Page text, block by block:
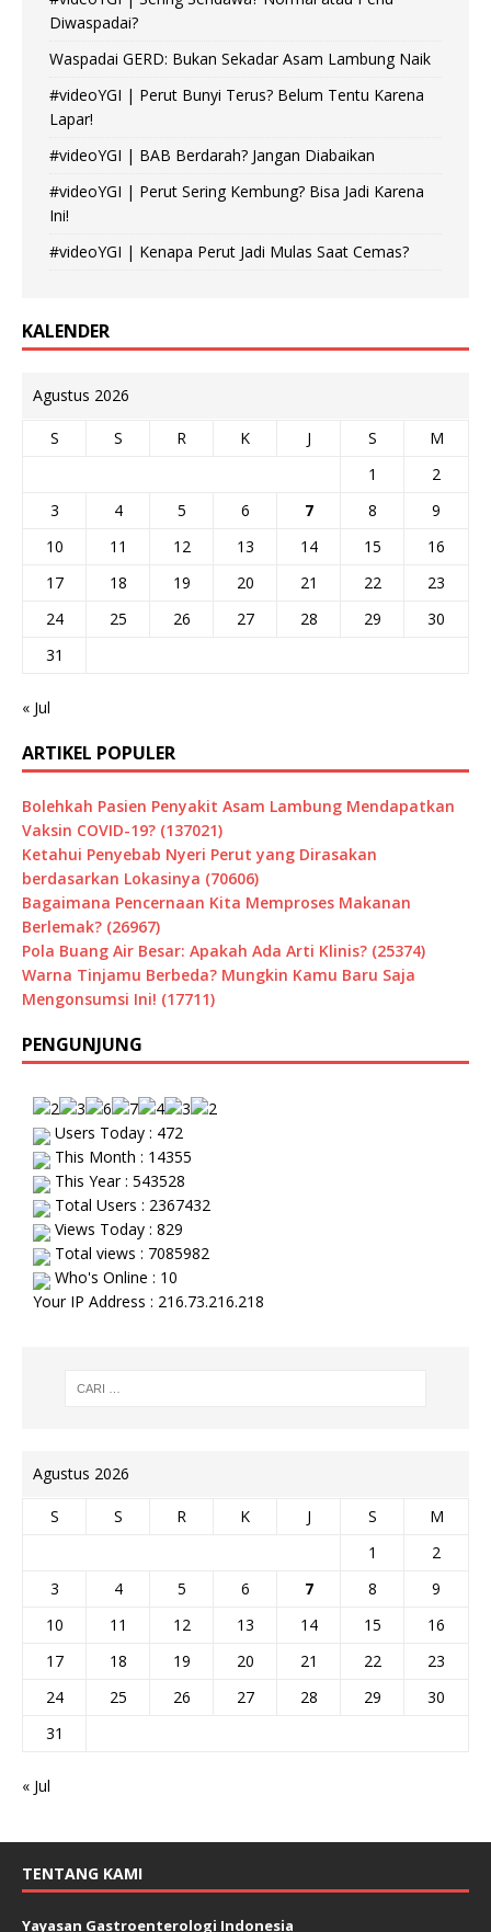
Diwaspadai?
Waspadai GERD: Bukan Sekadar Asam Lambung Naik
#videoYGI | Perut Bunyi Terus? Belum Tentu Karena
Lapar!
#videoYGI | BAB Berdarah? Jangan Diabaikan
#videoYGI | Perut Sering Kembung? Bisa Jadi Karena
Ini!
#videoYGI | Kenapa Perut Jadi Mulas Saat Cemas?
KALENDER
Agustus 2026
S S R K J S
M
1
2
3
4 5 6 7 8
9
10
11 12 13 14 15
16
17
18 19 20 21 22
23
24
25 26 27 28 29
30
31
« Jul
ARTIKEL POPULER
Bolehkah Pasien Penyakit Asam Lambung Mendapatkan
Vaksin COVID-19? (137021)
Ketahui Penyebab Nyeri Perut yang Dirasakan
berdasarkan Lokasinya (70606)
Bagaimana Pencernaan Kita Memproses Makanan
Berlemak? (26967)
Pola Buang Air Besar: Apakah Ada Arti Klinis? (25374)
Warna Tinjamu Berbeda? Mungkin Kamu Baru Saja
Mengonsumsi Ini! (17711)
PENGUNJUNG
Users Today : 472
This Month : 14355
This Year : 543528
Total Users : 2367432
Views Today : 829
Total views : 7085982
Who's Online : 10
Your IP Address : 216.73.216.218
Agustus 2026
S S R K J S
M
1
2
3
4 5 6 7 8
9
10
11 12 13 14 15
16
17
18 19 20 21 22
23
24
25 26 27 28 29
30
31
« Jul
TENTANG KAMI
Yayasan Gastroenterologi Indonesia